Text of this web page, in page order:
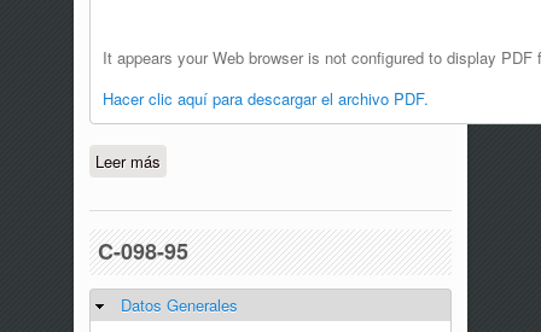
It appears your Web browser is not configured to display
Hacer clic aquí para descargar el archivo PDF.
Leer más
C-098-95
Ocultar
Datos Generales